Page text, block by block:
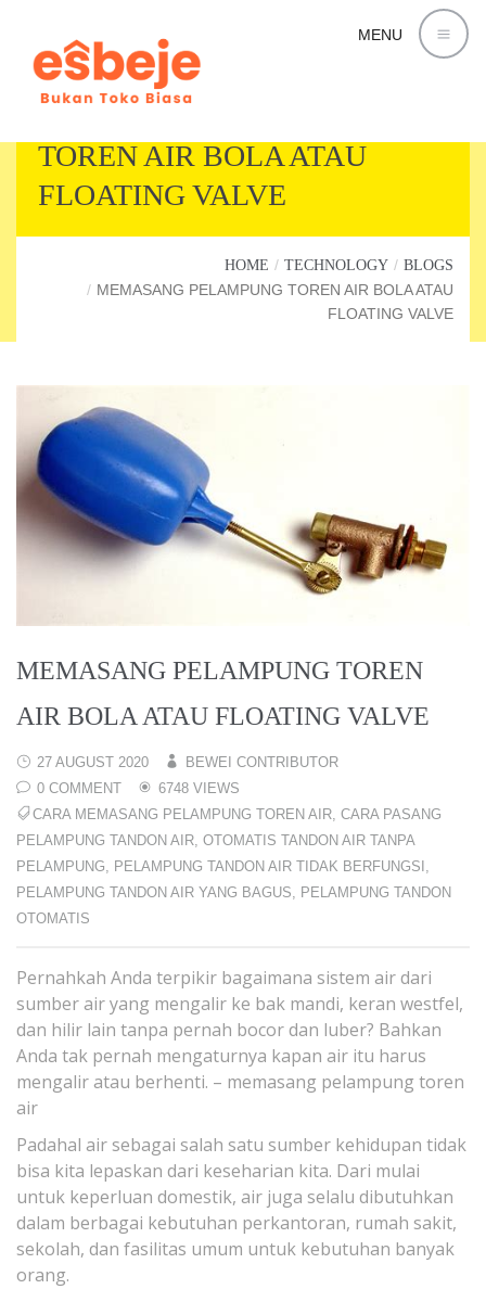
MENU
TOREN AIR BOLA ATAU
FLOATING VALVE
HOME TECHNOLOGY BLOGS
MEMASANG PELAMPUNG TOREN AIR BOLA ATAU
FLOATING VALVE
MEMASANG PELAMPUNG TOREN
AIR BOLA ATAU FLOATING VALVE
27 AUGUST 2020
BEWEI CONTRIBUTOR
0 COMMENT
6748 VIEWS
CARA MEMASANG PELAMPUNG TOREN AIR, CARA PASANG
PELAMPUNG TANDON AIR, OTOMATIS TANDON AIR TANPA
PELAMPUNG, PELAMPUNG TANDON AIR TIDAK BERFUNGSI ,
PELAMPUNG TANDON AIR YANG BAGUS, PELAMPUNG TANDON
OTOMATIS
Pernahkah Anda terpikir bagaimana sistem air dari
sumber air yang mengalir ke bak mandi, keran westfel,
dan hilir lain tanpa pernah bocor dan luber? Bahkan
Anda tak pernah mengaturnya kapan air itu harus
mengalir atau berhenti. – memasang pelampung toren
air
Padahal air sebagai salah satu sumber kehidupan tidak
bisa kita lepaskan dari keseharian kita. Dari mulai
untuk keperluan domestik, air juga selalu dibutuhkan
dalam berbagai kebutuhan perkantoran, rumah sakit,
sekolah, dan fasilitas umum untuk kebutuhan banyak
orang.